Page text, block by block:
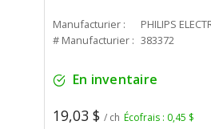
Manufacturier :
PHILIPS
# Manufacturier : 383372
En inventaire
19,03 $ / ch Écofrais : 0,45 $